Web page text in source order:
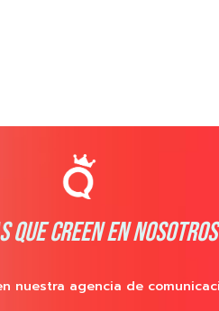
QUE CREEN EN NOSOTROS
nuestra agencia de